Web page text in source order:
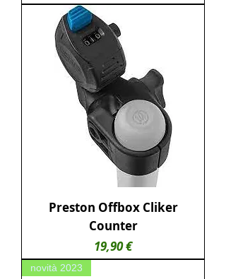
Preston Offbox Cliker
Counter
Prezzo
19,90 €
novità 2023